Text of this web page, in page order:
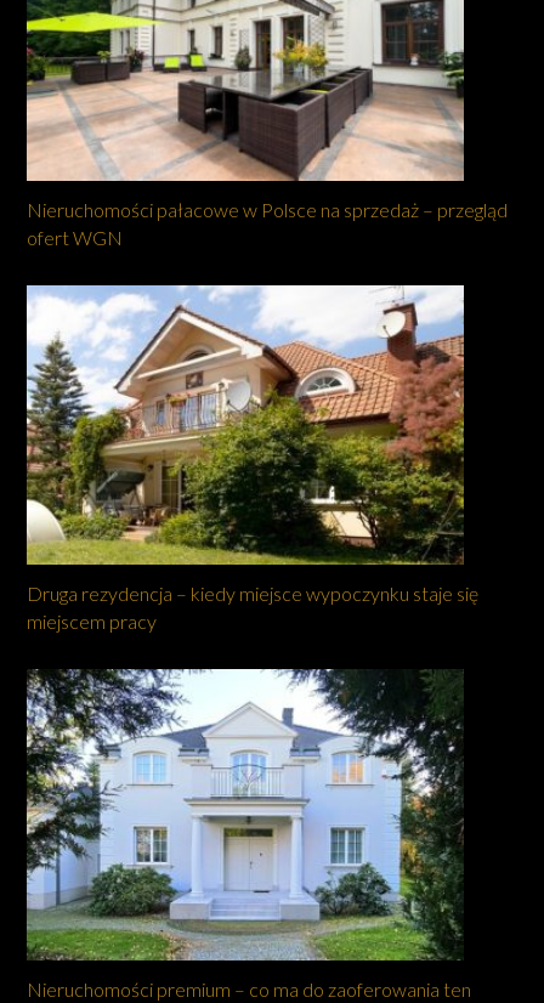
Nieruchomości pałacowe w Polsce na sprzedaż – przegląd
ofert WGN
Druga rezydencja – kiedy miejsce wypoczynku staje się
miejscem pracy
Nieruchomości premium – co ma do zaoferowania ten